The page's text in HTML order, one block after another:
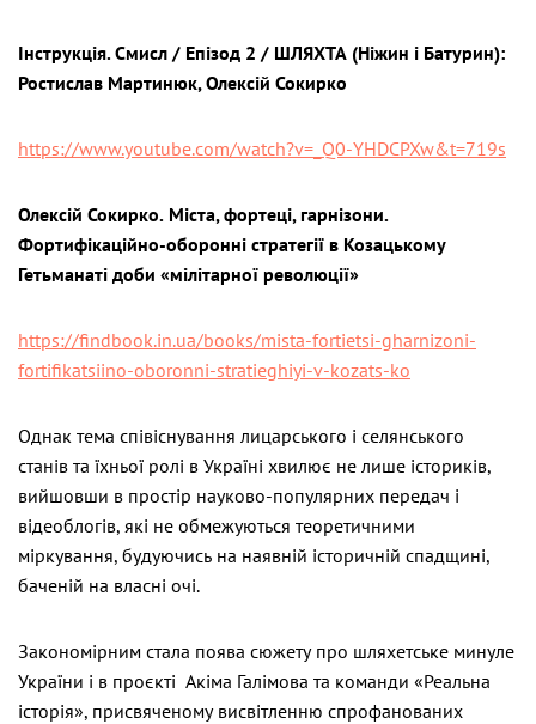
Інструкція. Смисл / Епізод 2 / ШЛЯХТА (Ніжин і Батурин):
Ростислав Мартинюк, Олексій Сокирко
https://www.youtube.com/watch?v=_Q0-YHDCPXw&t=719s
Олексій Сокирко. Міста, фортеці, гарнізони.
Фортифікаційно-оборонні стратегії в Козацькому
Гетьманаті доби «мілітарної революції»
https://findbook.in.ua/books/mista-fortietsi-gharnizoni-
fortifikatsiino-oboronni-stratieghiyi-v-kozats-ko
Однак тема співіснування лицарського і селянського
станів та їхньої ролі в Україні хвилює не лише істориків,
вийшовши в простір науково-популярних передач і
відеоблогів, які не обмежуються теоретичними
міркування, будуючись на наявній історичній спадщині,
баченій на власні очі.
Закономірним стала поява сюжету про шляхетське минуле
України і в проєкті Акіма Галімова та команди «Реальна
історія», присвяченому висвітленню спрофанованих